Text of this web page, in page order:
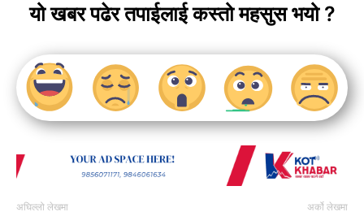
यो खबर पढेर तपाईलाई कस्तो महसुस भयो ?
अघिल्लो लेखमा अर्को लेखमा